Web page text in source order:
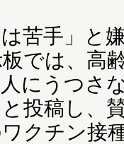
苦手」と
では、高
にうつさ
投稿し、
クチン接